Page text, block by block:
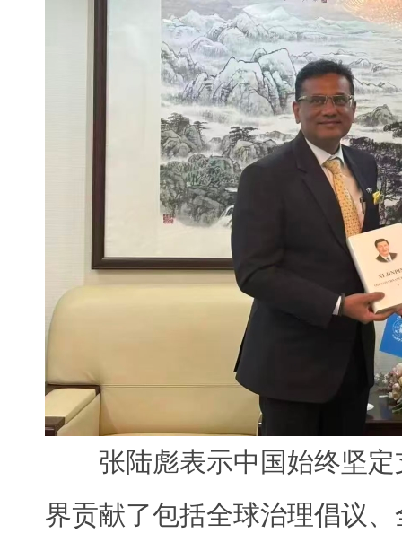
张陆彪表示中国始终坚
界贡献了包括全球治理倡议